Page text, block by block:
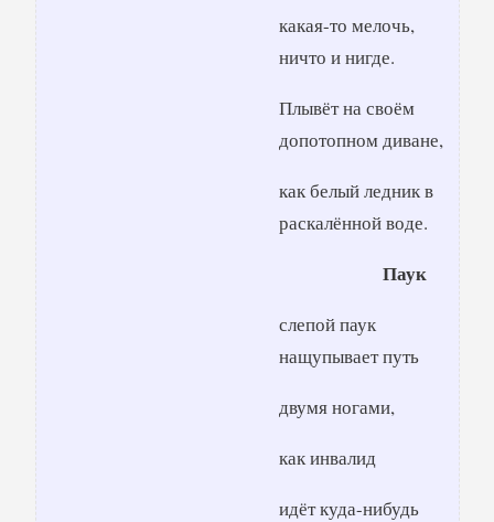
какая-то мелочь,
ничто и нигде.
Плывёт на своём
допотопном диване,
как белый ледник в
раскалённой воде.
Паук
слепой паук
нащупывает путь
двумя ногами,
как инвалид
идёт куда-нибудь